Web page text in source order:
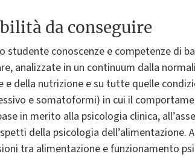
da conseguire
studente conoscenze e competenze di
analizzate in un continuum dalla
e della nutrizione e su tutte quelle
e somatoformi) in cui il
in merito alla psicologia clinica,
della psicologia dell’alimentazione.
tra alimentazione e funzionamento